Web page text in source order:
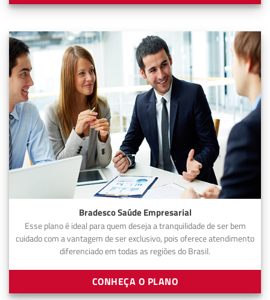
Bradesco Saúde Empresarial
Esse plano é ideal para quem deseja a tranquilidade de ser bem
cuidado com a vantagem de ser exclusivo, pois oferece atendimento
diferenciado em todas as regiões do Brasil.
CONHEÇA O PLANO